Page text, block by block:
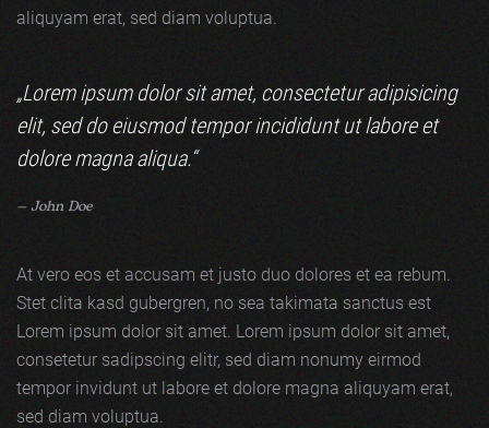
aliquyam erat, sed diam voluptua.
„Lorem ipsum dolor sit amet, consectetur adipisicing
elit, sed do eiusmod tempor incididunt ut labore et
dolore magna aliqua.“
John Doe
At vero eos et accusam et justo duo dolores et ea rebum.
Stet clita kasd gubergren, no sea takimata sanctus est
Lorem ipsum dolor sit amet. Lorem ipsum dolor sit amet,
consetetur sadipscing elitr, sed diam nonumy eirmod
tempor invidunt ut labore et dolore magna aliquyam erat,
sed diam voluptua.